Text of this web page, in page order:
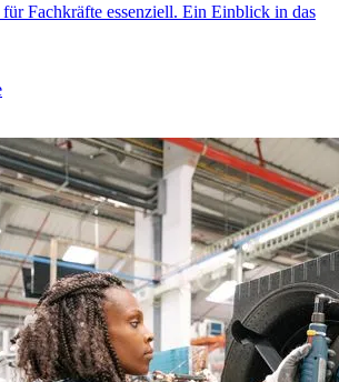
Fachkräfte essenziell. Ein Einblick in das